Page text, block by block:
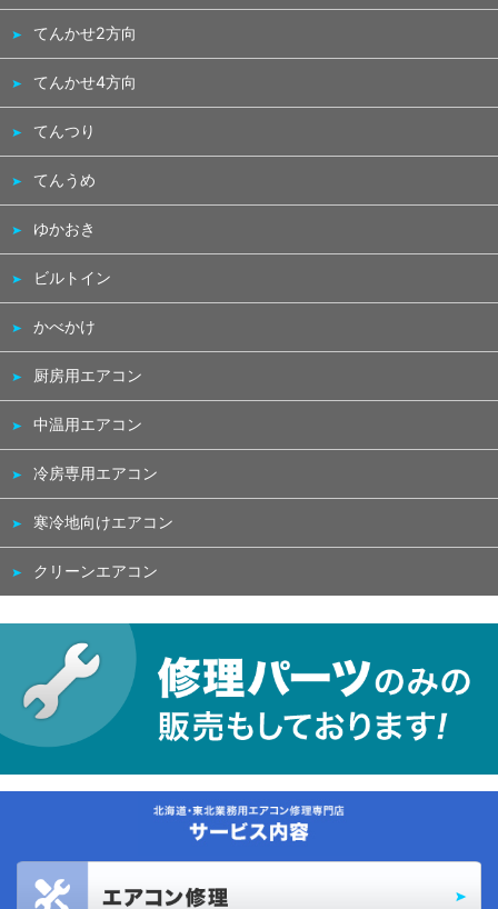
てんかせ2方向
てんかせ4方向
てんつり
てんうめ
ゆかおき
ビルトイン
かべかけ
厨房用エアコン
中温用エアコン
冷房専用エアコン
寒冷地向けエアコン
クリーンエアコン